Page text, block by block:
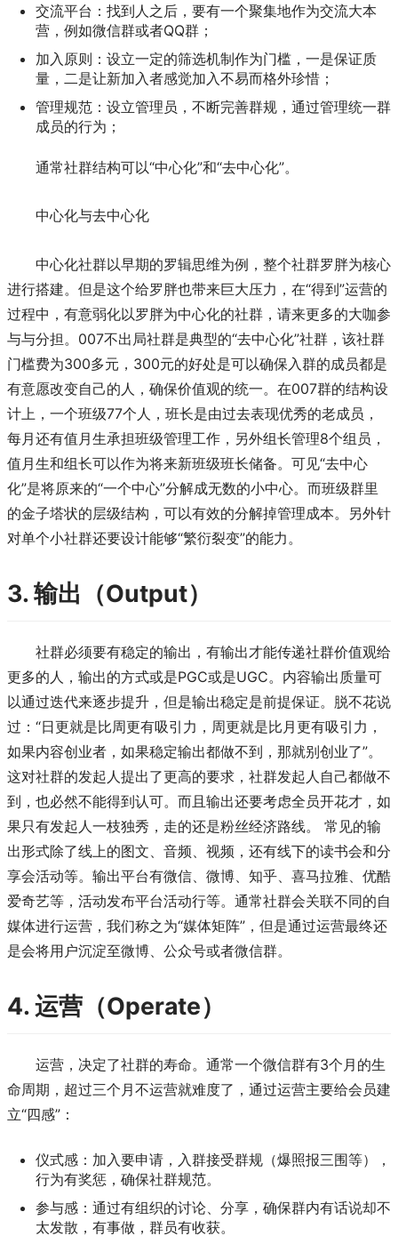
交流平台：找到人之后，要有一个聚集地作为交流大本
营，例如微信群或者QQ群；
加入原则：设立一定的筛选机制作为门槛，一是保证质
量，二是让新加入者感觉加入不易而格外珍惜；
管理规范：设立管理员，不断完善群规，通过管理统一群
成员的行为；
通常社群结构可以“中心化”和“去中心化”。
中心化与去中心化
中心化社群以早期的罗辑思维为例，整个社群罗胖为核心
进行搭建。但是这个给罗胖也带来巨大压力，在“得到”运营的
过程中，有意弱化以罗胖为中心化的社群，请来更多的大咖参
与与分担。007不出局社群是典型的“去中心化”社群，该社群
门槛费为300多元，300元的好处是可以确保入群的成员都是
有意愿改变自己的人，确保价值观的统一。在007群的结构设
计上，一个班级77个人，班长是由过去表现优秀的老成员，
每月还有值月生承担班级管理工作，另外组长管理8个组员，
值月生和组长可以作为将来新班级班长储备。可见“去中心
化”是将原来的“一个中心”分解成无数的小中心。而班级群里
的金子塔状的层级结构，可以有效的分解掉管理成本。另外针
对单个小社群还要设计能够“繁衍裂变”的能力。
3. 输出（Output）
社群必须要有稳定的输出，有输出才能传递社群价值观给
更多的人，输出的方式或是PGC或是UGC。内容输出质量可
以通过迭代来逐步提升，但是输出稳定是前提保证。脱不花说
过：“日更就是比周更有吸引力，周更就是比月更有吸引力，
如果内容创业者，如果稳定输出都做不到，那就别创业了”。
这对社群的发起人提出了更高的要求，社群发起人自己都做不
到，也必然不能得到认可。而且输出还要考虑全员开花才，如
果只有发起人一枝独秀，走的还是粉丝经济路线。 常见的输
出形式除了线上的图文、音频、视频，还有线下的读书会和分
享会活动等。输出平台有微信、微博、知乎、喜马拉雅、优酷
爱奇艺等，活动发布平台活动行等。通常社群会关联不同的自
媒体进行运营，我们称之为“媒体矩阵”，但是通过运营最终还
是会将用户沉淀至微博、公众号或者微信群。
4. 运营（Operate）
运营，决定了社群的寿命。通常一个微信群有3个月的生
命周期，超过三个月不运营就难度了，通过运营主要给会员建
立“四感”：
仪式感：加入要申请，入群接受群规（爆照报三围等），
行为有奖惩，确保社群规范。
参与感：通过有组织的讨论、分享，确保群内有话说却不
太发散，有事做，群员有收获。